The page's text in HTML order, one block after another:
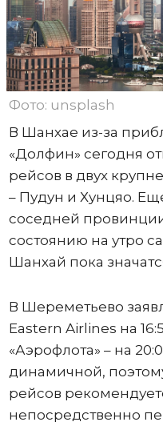
Фото: unsplash
В Шанхае из-за
«Долфин» сегодня
рейсов в двух
– Пудун и Хунцяо.
соседней
состоянию на утро
Шанхай пока
В Шереметьево
Eastern Airlines на
«Аэрофлота» – на
динамичной,
рейсов
непосредственно